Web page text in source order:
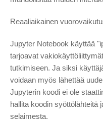
Reaaliaikainen
Jupyter Notebook käyttää
tarjoavat
tutkimiseen. Ja siksi
voidaan myös lähettää
Jupyterin koodi ei ole
hallita koodin syöttölähteitä
selaimesta.